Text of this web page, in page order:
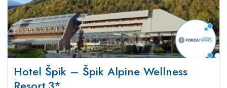
Hotel Špik – Špik Alpine Wellness